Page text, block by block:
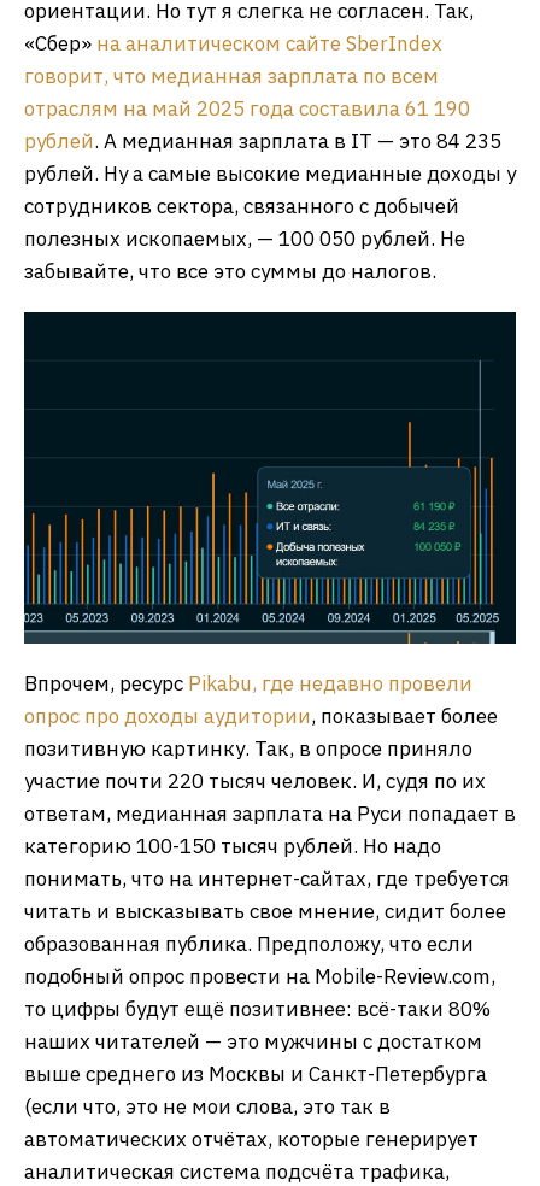
ориентации. Но тут я слегка не согласен. Так,
«Сбер» на аналитическом сайте SberIndex
говорит, что медианная зарплата по всем
отраслям на май 2025 года составила 61 190
рублей. А медианная зарплата в IT — это 84 235
рублей. Ну а самые высокие медианные доходы у
сотрудников сектора, связанного с добычей
полезных ископаемых, — 100 050 рублей. Не
забывайте, что все это суммы до налогов.
Впрочем, ресурс Pikabu, где недавно провели
опрос про доходы аудитории, показывает более
позитивную картинку. Так, в опросе приняло
участие почти 220 тысяч человек. И, судя по их
ответам, медианная зарплата на Руси попадает в
категорию 100-150 тысяч рублей. Но надо
понимать, что на интернет-сайтах, где требуется
читать и высказывать свое мнение, сидит более
образованная публика. Предположу, что если
подобный опрос провести на Mobile-Review.com,
то цифры будут ещё позитивнее: всё-таки 80%
наших читателей — это мужчины с достатком
выше среднего из Москвы и Санкт-Петербурга
(если что, это не мои слова, это так в
автоматических отчётах, которые генерирует
аналитическая система подсчёта трафика,